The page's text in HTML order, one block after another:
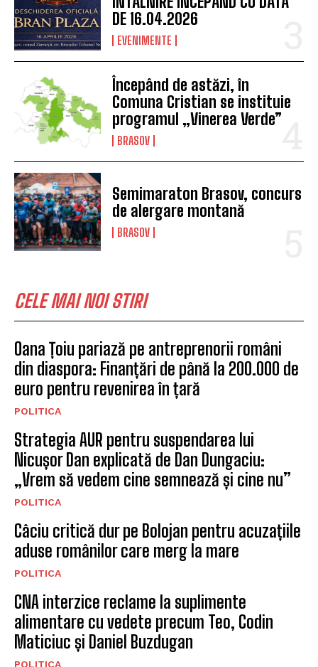
DE 16.04.2026
EVENIMENTE
Începând de astăzi, în
Comuna Cristian se instituie
programul „Vinerea Verde”
BRASOV
Semimaraton Brasov, concurs
de alergare montană
BRASOV
CELE MAI NOI STIRI
Oana Țoiu pariază pe antreprenorii români
din diaspora: Finanțări de până la 200.000 de
euro pentru revenirea în țară
POLITICA
Strategia AUR pentru suspendarea lui
Nicușor Dan explicată de Dan Dungaciu:
„Vrem să vedem cine semnează și cine nu”
POLITICA
Câciu critică dur pe Bolojan pentru acuzațiile
aduse românilor care merg la mare
POLITICA
CNA interzice reclame la suplimente
alimentare cu vedete precum Teo, Codin
Maticiuc și Daniel Buzdugan
POLITICA